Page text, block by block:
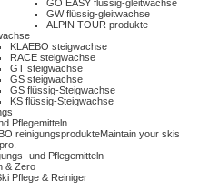
GO EASY flüssig-gleitwachse
GW flüssig-gleitwachse
ALPIN TOUR produkte
KLAEBO steigwachse
RACE steigwachse
GT steigwachse
GS steigwachse
GS flüssig-Steigwachse
KS flüssig-Steigwachse
Pflegemitteln
reinigungsprodukteMaintain your skis
und Pflegemitteln
& Zero
Pflege & Reiniger